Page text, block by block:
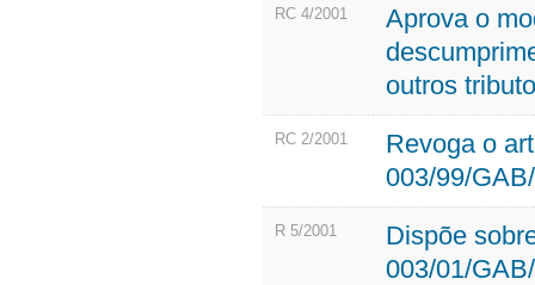
RC 4/2001
Aprova o
outros
RC 2/2001
Revoga o
003/99/
R 5/2001
Dispõe
003/01/